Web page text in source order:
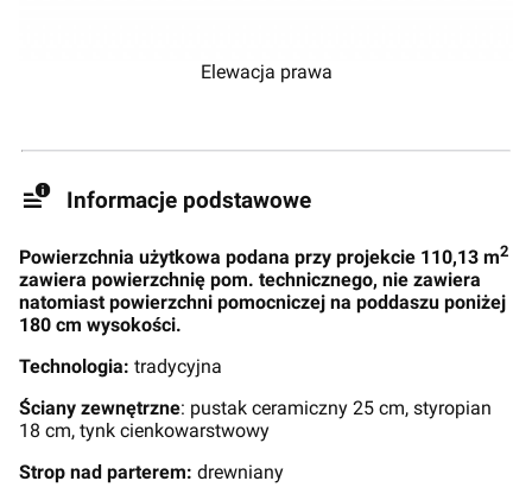
Elewacja prawa
Informacje podstawowe
Powierzchnia użytkowa podana przy projekcie 110,13 m2
zawiera powierzchnię pom. technicznego, nie zawiera
natomiast powierzchni pomocniczej na poddaszu poniżej
180 cm wysokości.
Technologia: tradycyjna
Ściany zewnętrzne: pustak ceramiczny 25 cm, styropian
18 cm, tynk cienkowarstwowy
Strop nad parterem: drewniany